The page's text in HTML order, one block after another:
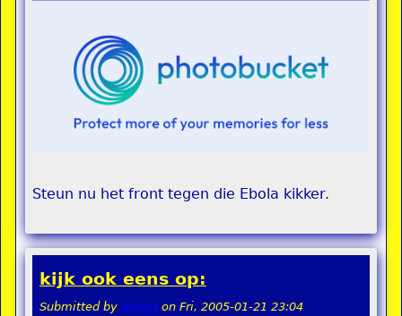
Steun nu het front tegen die Ebola kikker.
kijk ook eens op:
Submitted by admin on Fri, 2005-01-21 23:04